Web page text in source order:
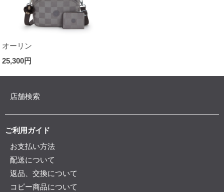
オーリン
25,300円
店舗検索
ご利用ガイド
お支払い方法
配送について
返品、交換について
コピー商品について